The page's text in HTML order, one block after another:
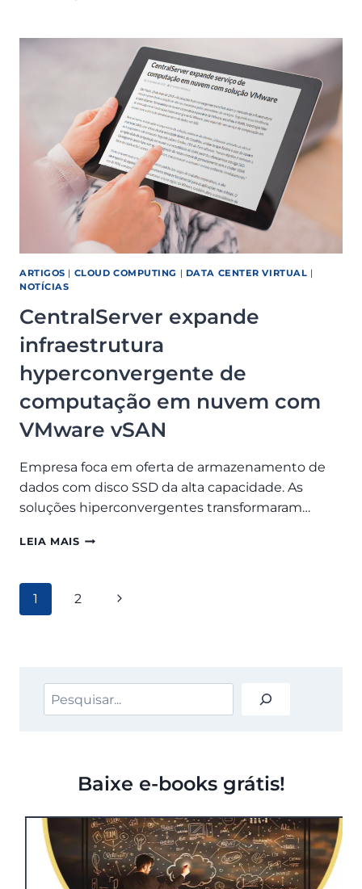
NUVEM
STARTUP
ARTIGOS | CLOUD COMPUTING | DATA CENTER VIRTUAL |
NOTÍCIAS
CentralServer expande
infraestrutura
hyperconvergente de
computação em nuvem com
VMware vSAN
Empresa foca em oferta de armazenamento de
dados com disco SSD da alta capacidade. As
soluções hiperconvergentes transformaram…
LEIA MAISCENTRALSERVER
DE
VMWARE
VSAN
Navegação
1 2
Página
Pesquisar
Baixe e-books grátis!